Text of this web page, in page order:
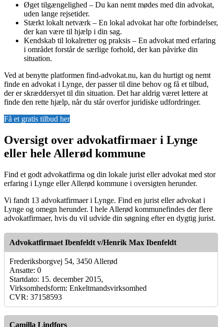
Øget tilgængelighed – Du kan nemt mødes med din advokat,
uden lange rejsetider.
Stærkt lokalt netværk – En lokal advokat har ofte forbindelser,
der kan være til hjælp i din sag.
Kendskab til lokalretter og praksis – En advokat med erfaring
i området forstår de særlige forhold, der kan påvirke din
situation.
Ved at benytte platformen find-advokat.nu, kan du hurtigt og nemt
finde en advokat i Lynge, der passer til dine behov og få et tilbud,
der er skræddersyet til din situation. Det har aldrig været lettere at
finde den rette hjælp, når du står overfor juridiske udfordringer.
Få et gratis tilbud her
Oversigt over advokatfirmaer i Lynge
eller hele Allerød kommune
Find et godt advokatfirma og din lokale jurist eller advokat med stor
erfaring i Lynge eller Allerød kommune i oversigten herunder.
Vi fandt 13 advokatfirmaer i Lynge. Find en jurist eller advokat i
Lynge og omegn herunder. I hele Allerød kommunefindes der flere
advokatfirmaer, hvis du vil udvide din søgning efter en dygtig jurist.
Advokatfirmaet Ibenfeldt v/Henrik Max Ibenfeldt
Frederiksborgvej 54, 3450 Allerød
Ansatte: 0
Startdato: 15. december 2015,
Virksomhedsform: Enkeltmandsvirksomhed
CVR: 37158593
Camilla Lindfors